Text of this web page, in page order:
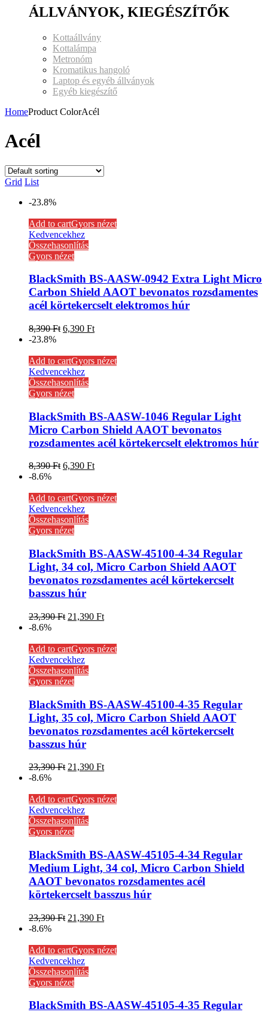
ÁLLVÁNYOK, KIEGÉSZÍTŐK
Kottaállvány
Kottalámpa
Metronóm
Kromatikus hangoló
Laptop és egyéb állványok
Egyéb kiegészítő
HomeProduct ColorAcél
Acél
Grid List
-23.8%
Add to cartGyors nézet
Kedvencekhez
Összehasonlítás
Gyors nézet
BlackSmith BS-AASW-0942 Extra Light Micro
Carbon Shield AAOT bevonatos rozsdamentes
acél körtekercselt elektromos húr
8,390Ft 6,390 Ft
-23.8%
Add to cartGyors nézet
Kedvencekhez
Összehasonlítás
Gyors nézet
BlackSmith BS-AASW-1046 Regular Light
Micro Carbon Shield AAOT bevonatos
rozsdamentes acél körtekercselt elektromos húr
8,390Ft 6,390 Ft
-8.6%
Add to cartGyors nézet
Kedvencekhez
Összehasonlítás
Gyors nézet
BlackSmith BS-AASW-45100-4-34 Regular
Light, 34 col, Micro Carbon Shield AAOT
bevonatos rozsdamentes acél körtekercselt
basszus húr
23,390Ft 21,390 Ft
-8.6%
Add to cartGyors nézet
Kedvencekhez
Összehasonlítás
Gyors nézet
BlackSmith BS-AASW-45100-4-35 Regular
Light, 35 col, Micro Carbon Shield AAOT
bevonatos rozsdamentes acél körtekercselt
basszus húr
23,390Ft 21,390 Ft
-8.6%
Add to cartGyors nézet
Kedvencekhez
Összehasonlítás
Gyors nézet
BlackSmith BS-AASW-45105-4-34 Regular
Medium Light, 34 col, Micro Carbon Shield
AAOT bevonatos rozsdamentes acél
körtekercselt basszus húr
23,390Ft 21,390 Ft
-8.6%
Add to cartGyors nézet
Kedvencekhez
Összehasonlítás
Gyors nézet
BlackSmith BS-AASW-45105-4-35 Regular